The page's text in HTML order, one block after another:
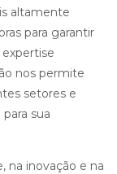
altamente
para garantir
nos permite
setores e
sua
na inovação e na